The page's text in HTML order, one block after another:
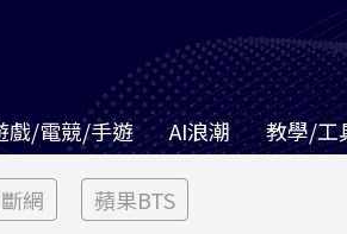
戲/電競/手遊 AI浪潮 教學/工
網 蘋果BTS